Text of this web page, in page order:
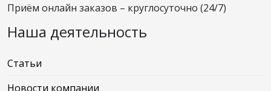
Приём онлайн заказов – круглосуточно (24/7)
Наша деятельность
Статьи
Новости компании